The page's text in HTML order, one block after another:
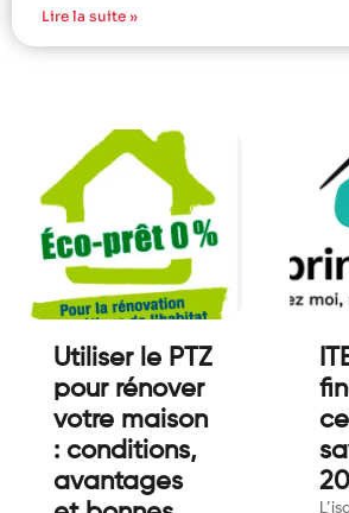
Lire la suite »
Utiliser le PTZ
pour rénover
votre maison
: conditions,
avantages